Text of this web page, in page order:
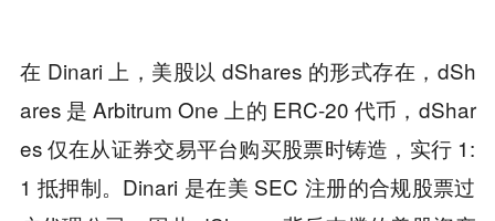
在 Dinari 上，美股以 dShares 的形式存在，dSh
ares 是 Arbitrum One 上的 ERC-20 代币，dShar
es 仅在从证券交易平台购买股票时铸造，实行 1:
1 抵押制。Dinari 是在美 SEC 注册的合规股票过